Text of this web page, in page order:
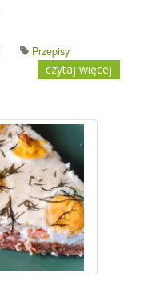
Przepisy
czytaj więcej